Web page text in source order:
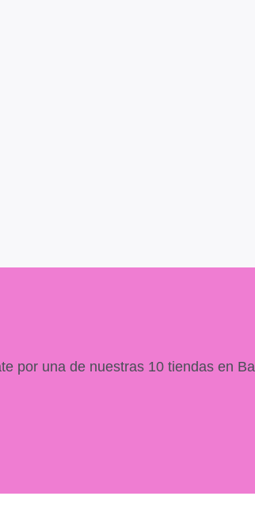
por una de nuestras 10 tiendas en